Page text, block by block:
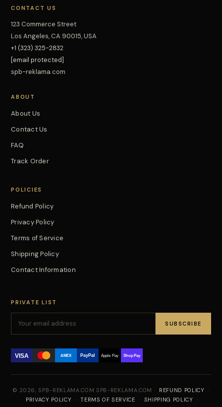
CONTACT US
123 Commerce Street
Los Angeles, CA 90015, USA
+1 (323) 325-2832
[email protected]
spb-reklama.com
ABOUT
About Us
Contact Us
FAQ
Track Order
POLICIES
Refund Policy
Privacy Policy
Terms of Service
Shipping Policy
Contact Information
PRIVATE LIST
SUBSCRIBE
VISA AMEX PayPal Apple Pay Shop Pay
© 2026, SPB-REKLAMA.COM SPB-REKLAMA.COM · REFUND POLICY ·
PRIVACY POLICY · TERMS OF SERVICE · SHIPPING POLICY ·